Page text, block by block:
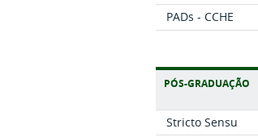
PADs - CCHE
PÓS-GRADUAÇÃO
Stricto Sensu